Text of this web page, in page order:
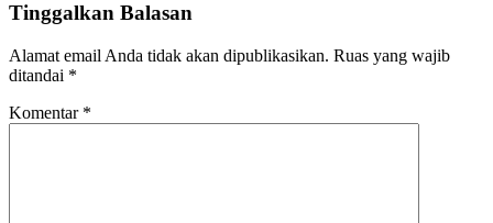
Tinggalkan Balasan
Alamat email Anda tidak akan dipublikasikan. Ruas yang wajib
ditandai *
Komentar *